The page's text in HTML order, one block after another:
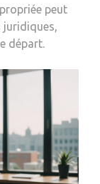
peut
départ.